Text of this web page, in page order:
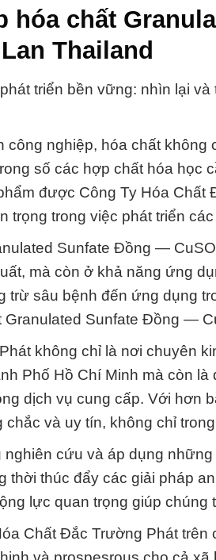
hóa chất
Thailand
triển bền vững: nhìn lại
công nghiệp, hóa chất
số các hợp chất hóa học
được Công Ty Hóa
trọng trong việc phát triển
Sunfate Đồng —
mà còn ở khả năng ứng
trừ sâu bệnh đến ứng dụng
Sunfate Đồng —
không chỉ là nơi chuyên
Phố Hồ Chí Minh mà còn là
dịch vụ cung cấp. Với hơn
và uy tín, không chỉ
cứu và áp dụng
thời thúc đẩy các giải pháp
lực quan trọng giúp chúng
Chất Đắc Trường Phát